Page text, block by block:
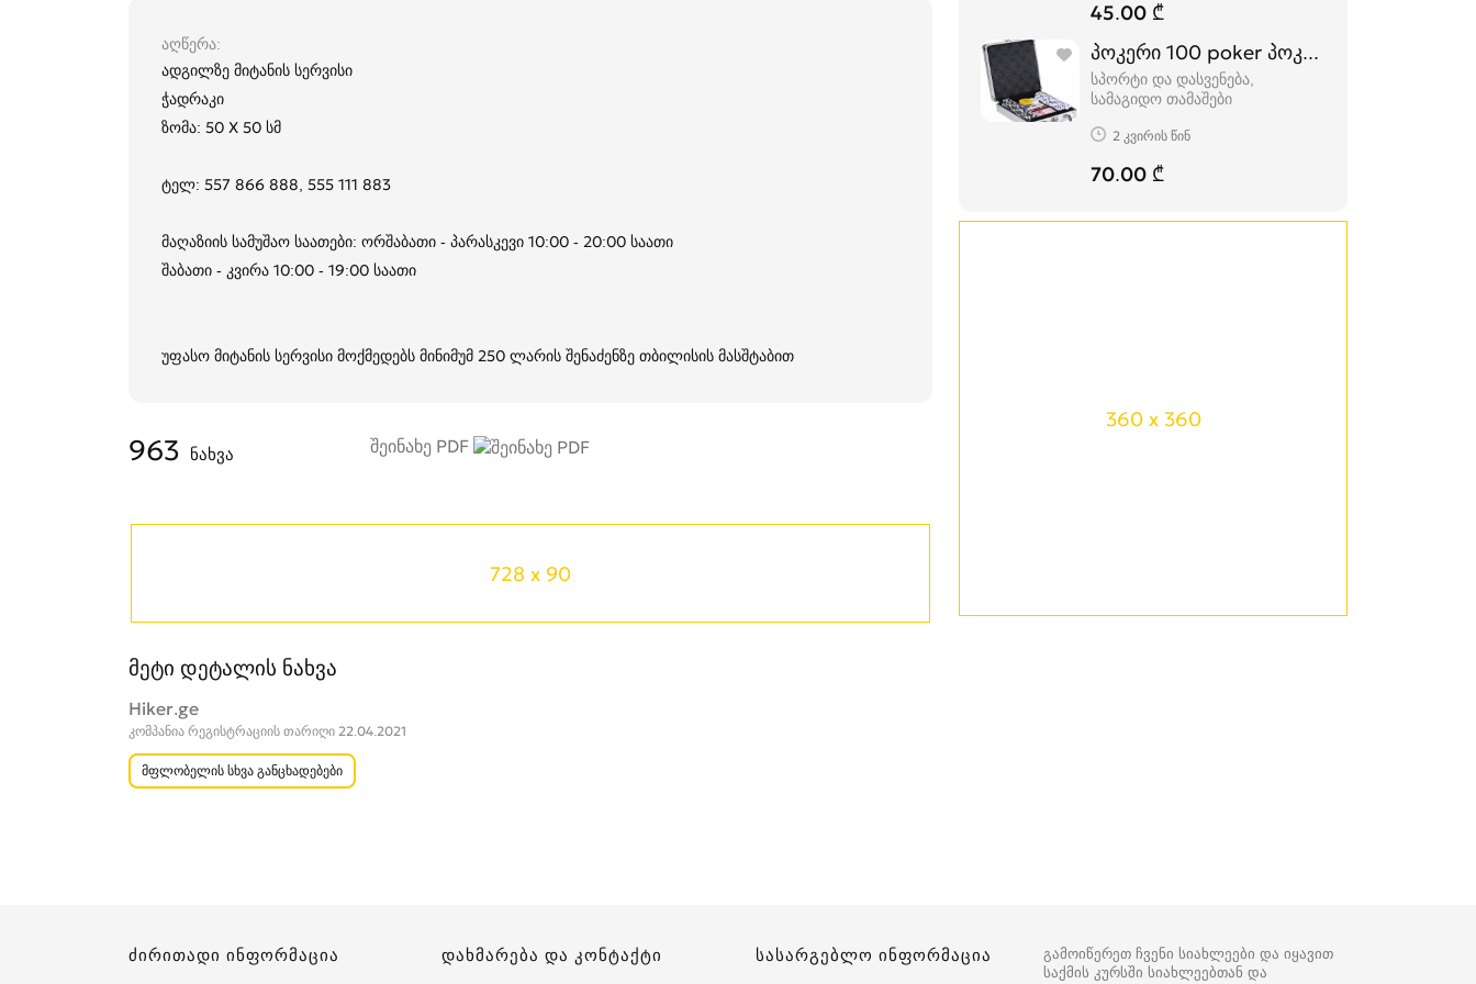
45.00 ₾
პოკერი 100 poker პოკერის ნაკრები
სპორტი და დასვენება,
სამაგიდო თამაშები
2 კვირის წინ
70.00 ₾
360 x 360
აღწერა
ადგილზე მიტანის სერვისი
ჭადრაკი
ზომა: 50 X 50 სმ
ტელ: 557 866 888, 555 111 883
მაღაზიის სამუშაო საათები: ორშაბათი - პარასკევი 10:00 - 20:00 საათი
შაბათი - კვირა 10:00 - 19:00 საათი
უფასო მიტანის სერვისი მოქმედებს მინიმუმ 250 ლარის შენაძენზე თბილისის მასშტაბით
შეინახე PDF
963 ნახვა
728 x 90
მეტი დეტალის ნახვა
Hiker.ge
კომპანია რეგისტრაციის თარიღი 22.04.2021
მფლობელის სხვა განცხადებები
გამოიწერეთ ჩვენი სიახლეები და იყავით
საქმის კურსში სიახლეებთან და
ძირითადი ინფორმაცია დახმარება და კონტაქტი სასარგებლო ინფორმაცია